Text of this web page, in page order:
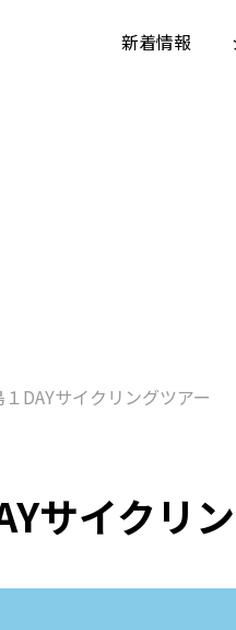
新着情報
DAYサイクリングツアー
サイクリ